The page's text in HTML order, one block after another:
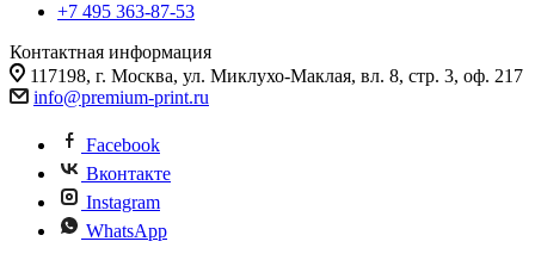
+7 495 363-87-53
Контактная информация
117198, г. Москва, ул. Миклухо-Маклая, вл. 8, стр. 3, оф. 217
info@premium-print.ru
Facebook
Вконтакте
Instagram
WhatsApp